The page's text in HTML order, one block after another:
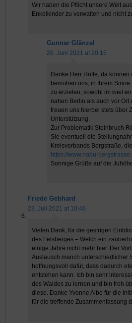
Wir haben die Pflicht unsere Welt
Enkelkinder zu verwalten und nicht
Gunnar Glänzel
26. Juni 2021 at 20:15
Danke Herr Höfle, da
bemühen uns, in Ihrem
zu erzielen, sowohl im weit
nahen Berlin als auch vor Ort
freuen uns hierbei stets über
Unterstützung.
Zur Problematik Steinbruch
Sie eventuell die
Kreisverbands Bergstraße,
https://www.nabu-
Sonnige Grüße auf die
Friede Gebhard
23. Juli 2021 at 10:46
Vielen Dank, für die gestrigen
des Felsberges – Welch ein
einige Jahre nicht mehr hier. Der
Austausch manch unterschiedlicher
hoffnungsvoll dafür, dass dadurch
entstehen kann. Ich bin sehr
des Waldes zu lernen und bin froh
diese. Danke Yvonne Albe für die
für die treffende Zusammenfassung